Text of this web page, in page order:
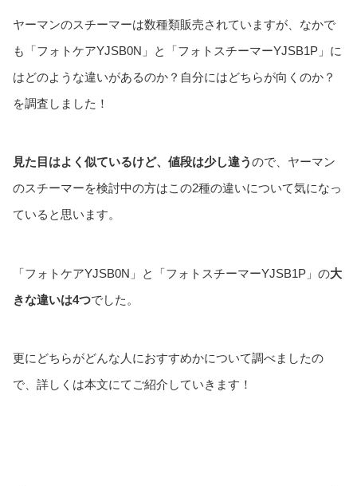
ヤーマンのスチーマーは数種類販売されていますが、なかで
も「フォトケアYJSB0N」と「フォトスチーマーYJSB1P」に
はどのような違いがあるのか？自分にはどちらが向くのか？
を調査しました！
見た目はよく似ているけど、値段は少し違うので、ヤーマン
のスチーマーを検討中の方はこの2種の違いについて気になっ
ていると思います。
「フォトケアYJSB0N」と「フォトスチーマーYJSB1P」の大
きな違いは4つでした。
更にどちらがどんな人におすすめかについて調べましたの
で、詳しくは本文にてご紹介していきます！